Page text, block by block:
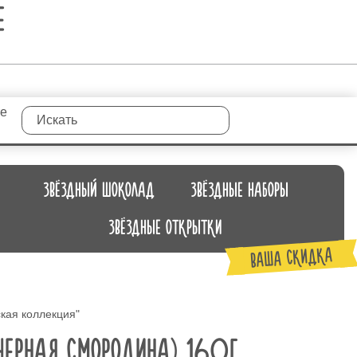
ЗВЁЗДНЫЙ ШОКОЛАД
ЗВЁЗДНЫЕ НАБОРЫ
ЗВЁЗДНЫЕ ОТКРЫТКИ
ВАША СКИДКА
коллекция"